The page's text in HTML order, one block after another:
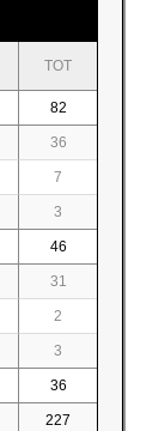
TOT
82
36
7
3
46
31
2
3
36
227